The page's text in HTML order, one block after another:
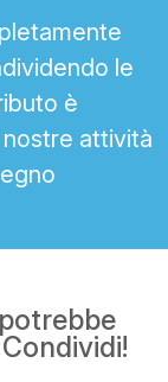
le
è
attività